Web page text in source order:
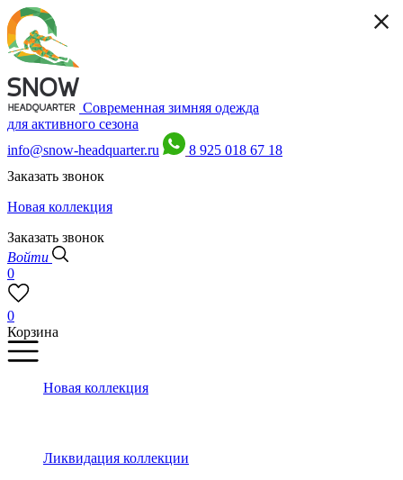
Современная зимняя одежда
для активного сезона
info@snow-headquarter.ru
8 925 018 67 18
Заказать звонок
Новая коллекция
Заказать звонок
Войти
0
0
Корзина
Новая коллекция
Ликвидация коллекции